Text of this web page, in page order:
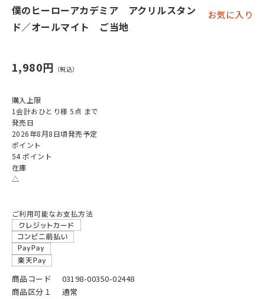
僕のヒーローアカデミア アクリルスタン
ド／オールマイト ご当地
お気に入り
1,980円
購入上限
1会計おひとり様 5点 まで
発売日
2026年8月8日頃発売予定
ポイント
54 ポイント
在庫
△
ご利用可能なお支払方法
商品コード
03198-00350-02448
商品区分１
通常